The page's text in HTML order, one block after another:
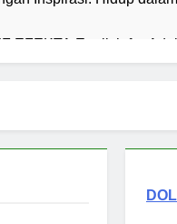
EFEKTA English for
Basmalah sebagai